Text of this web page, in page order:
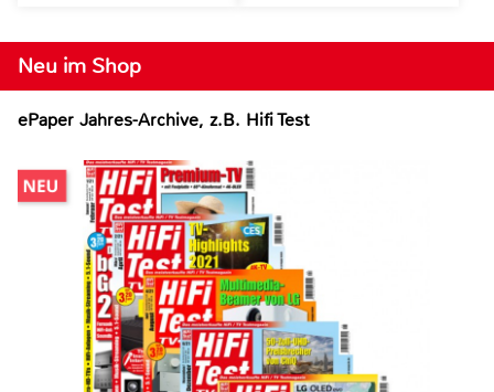
Neu im Shop
ePaper Jahres-Archive, z.B. Hifi Test